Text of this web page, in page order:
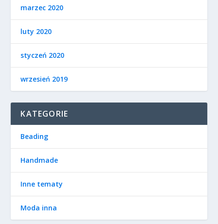
marzec 2020
luty 2020
styczeń 2020
wrzesień 2019
KATEGORIE
Beading
Handmade
Inne tematy
Moda inna